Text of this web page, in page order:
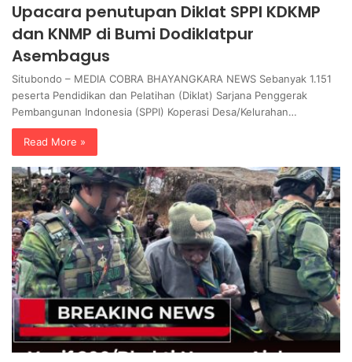
Upacara penutupan Diklat SPPI KDKMP
dan KNMP di Bumi Dodiklatpur
Asembagus
Situbondo – MEDIA COBRA BHAYANGKARA NEWS Sebanyak 1.151
peserta Pendidikan dan Pelatihan (Diklat) Sarjana Penggerak
Pembangunan Indonesia (SPPI) Koperasi Desa/Kelurahan…
Read More »